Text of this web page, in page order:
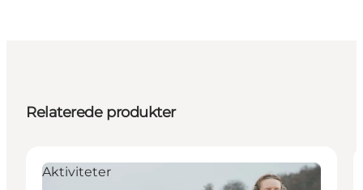
Relaterede produkter
Aktiviteter